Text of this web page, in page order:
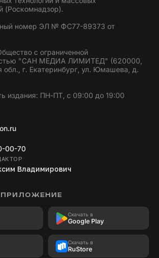
(Роскомнадзор).
номер ЭЛ № ФС77-89373 от
с ограниченной
"САН МЕДИА ЛИМИТЕД" (620000,
обл., г. Екатеринбург, ул. Юмашева, д.
издания: ПН-ПТ, с 09:00 до 19:00
00-70
Владимирович
Скачать в
Google Play
Скачать в
RuStore